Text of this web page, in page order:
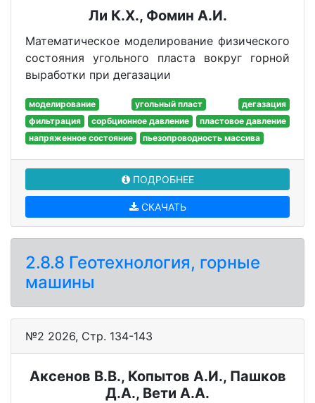
Ли К.Х., Фомин А.И.
Математическое моделирование физического
состояния угольного пласта вокруг горной
выработки при дегазации
моделирование угольный пласт
дегазация
фильтрация
сорбционное давление
пластовое давление
напряженное состояние
пьезопроводность массива
ПОДРОБНЕЕ
СКАЧАТЬ
2.8.8 Геотехнология, горные
машины
№2 2026, Стр. 134-143
Аксенов В.В., Копытов А.И., Пашков
Д.А., Вети А.А.